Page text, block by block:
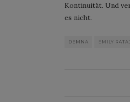
Kontinuität. Und
es nicht.
DEMNA EMILY